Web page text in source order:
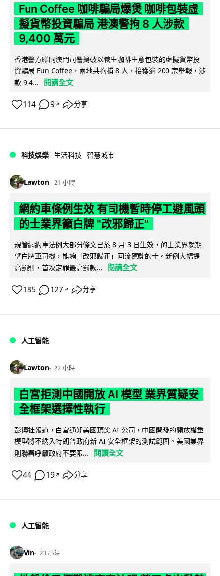
Fun Coffee 咖啡騙局爆煲 咖啡包裝虛
擬貨幣投資騙局 港澳警拘 8 人涉款
9,400 萬元
香港警方聯同澳門司警搗破以養生咖啡生意包裝的虛擬貨幣投
資騙局 Fun Coffee，兩地共拘捕 8 人，接獲逾 200 宗舉報，涉
款 9,4...
閱讀全文
114 9 ↗ 分享
科技娛樂 生活科技 智慧城市
Lawton 21 小時
網約車條例生效 有司機暫時停工避風頭
的士業界籲白牌 "改邪歸正"
規管網約車法例大部分條文已於 8 月 3 日生效，的士業界就期
望白牌車司機，能夠「改邪歸正」回流駕駛的士。新例大幅提
高罰則，首次定罪最高罰款...
閱讀全文
185 127 ↗ 分享
人工智能
Lawton 22 小時
白宮拒測中國開放 AI 模型 業界質疑安
全框架選擇性執行
彭博社報道，白宮通知美國頂尖 AI 公司，中國開發的開放權重
模型將不納入特朗普政府新 AI 安全框架的測試範圍。美國業界
則聯署呼籲政府不要限...
閱讀全文
44 19 ↗ 分享
人工智能
Vin 23 小時